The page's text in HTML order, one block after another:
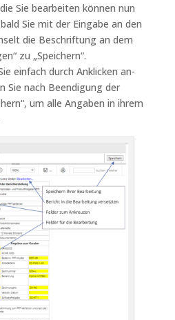
Sie bearbeiten können nun
Sie mit der Eingabe an den
die Beschriftung an dem
zu „Speichern“.
einfach durch Anklicken an-
Sie nach Beendigung der
um alle Angaben in ihrem